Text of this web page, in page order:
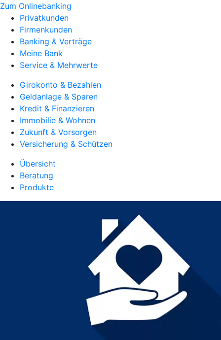
Zum Onlinebanking
Privatkunden
Firmenkunden
Banking & Verträge
Meine Bank
Service & Mehrwerte
Girokonto & Bezahlen
Geldanlage & Sparen
Kredit & Finanzieren
Immobilie & Wohnen
Zukunft & Vorsorgen
Versicherung & Schützen
Übersicht
Beratung
Produkte